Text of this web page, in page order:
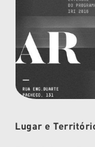
Lugar e